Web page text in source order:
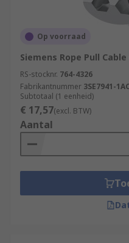
Op voorraad
Siemens Rope Pull Cable
RS-stocknr. 764-4326
Fabrikantnummer 3SE7941-1AC
Subtotaal (1 eenheid)
€ 17,57(excl. BTW)
Aantal